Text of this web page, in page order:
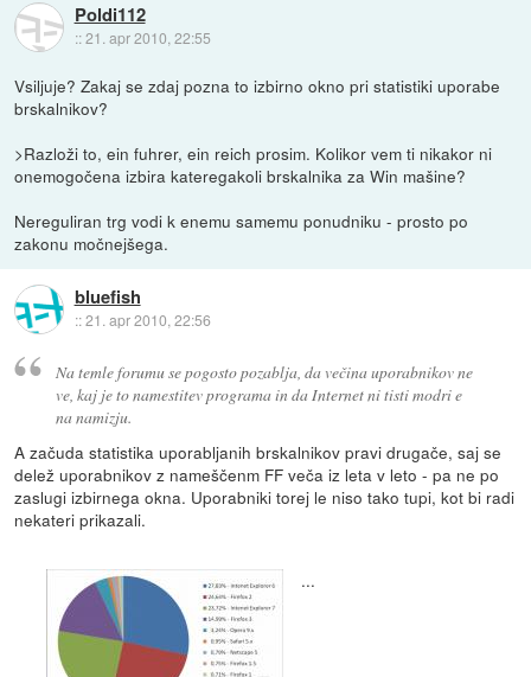
Poldi112
::21. apr 2010, 22:55
Vsiljuje? Zakaj se zdaj pozna to izbirno okno pri statistiki uporabe
brskalnikov?
>Razloži to, ein fuhrer, ein reich prosim. Kolikor vem ti nikakor ni
onemogočena izbira kateregakoli brskalnika za Win mašine?
Nereguliran trg vodi k enemu samemu ponudniku - prosto po
zakonu močnejšega.
bluefish
::21. apr 2010, 22:56
Na temle forumu se pogosto pozablja, da večina uporabnikov ne
ve, kaj je to namestitev programa in da Internet ni tisti modri e
na namizju.
A začuda statistika uporabljanih brskalnikov pravi drugače, saj se
delež uporabnikov z nameščenm FF veča iz leta v leto - pa ne po
zaslugi izbirnega okna. Uporabniki torej le niso tako tupi, kot bi radi
nekateri prikazali.
...